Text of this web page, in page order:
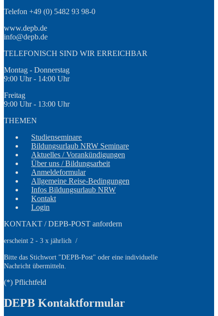
Telefon +49 (0) 5482 93 98-0
www.depb.de
info@depb.de
TELEFONISCH SIND WIR ERREICHBAR
Montag - Donnerstag
9:00 Uhr - 14:00 Uhr
Freitag
9:00 Uhr - 13:00 Uhr
THEMEN
Studienseminare
Bildungsurlaub NRW Seminare
Aktuelles / Vorankündigungen
Über uns / Bildungsarbeit
Anmeldeformular
Allgemeine Reise-Bedingungen
Infos Bildungsurlaub NRW
Kontakt
Login
KONTAKT / DEPB-POST anfordern
erscheint 2 - 3 x jährlich /
Bitte das Stichwort "DEPB-Post" oder eine individuelle
Nachricht übermitteln.
(*) Pflichtfeld
DEPB Kontaktformular